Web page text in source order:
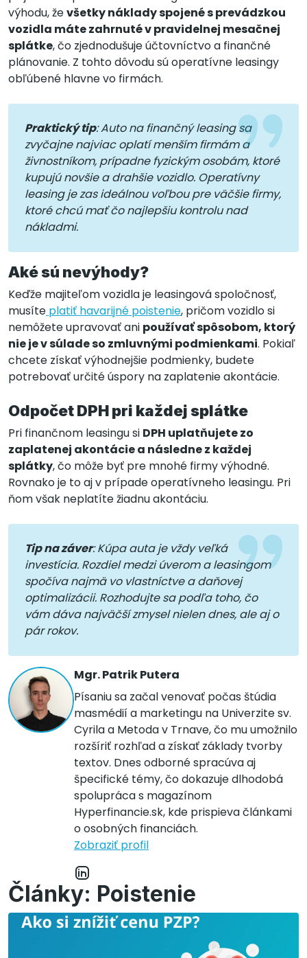
výhodu, ževšetky náklady spojené s prevádzkou
vozidla máte zahrnuté v pravidelnej mesačnej
splátke, čo zjednodušuje účtovníctvo a finančné
plánovanie. Z tohto dôvodu sú operatívne leasingy
obľúbené hlavne vo firmách.
Praktický tip: Auto na finančný leasing sa
zvyčajne najviac oplatí menším firmám a
živnostníkom, prípadne fyzickým osobám, ktoré
kupujú novšie a drahšie vozidlo. Operatívny
leasing je zas ideálnou voľbou pre väčšie firmy,
ktoré chcú mať čo najlepšiu kontrolu nad
nákladmi.
Aké sú nevýhody?
Keďže majiteľom vozidla je leasingová spoločnosť,
musíte platiť havarijné poistenie, pričom vozidlo si
nemôžete upravovať ani používať spôsobom, ktorý
nie je v súlade so zmluvnými podmienkami. Pokiaľ
chcete získať výhodnejšie podmienky, budete
potrebovať určité úspory na zaplatenie akontácie.
Odpočet DPH pri každej splátke
Pri finančnom leasingu si DPH uplatňujete zo
zaplatenej akontácie a následne z každej
splátky, čo môže byť pre mnohé firmy výhodné.
Rovnako je to aj v prípade operatívneho leasingu. Pri
ňom však neplatíte žiadnu akontáciu.
Tip na záver: Kúpa auta je vždy veľká
investícia. Rozdiel medzi úverom a leasingom
spočíva najmä vo vlastníctve a daňovej
optimalizácii. Rozhodujte sa podľa toho, čo
vám dáva najväčší zmysel nielen dnes, ale aj o
pár rokov.
Mgr. Patrik Putera
Písaniu sa začal venovať počas štúdia
masmédií a marketingu na Univerzite sv.
Cyrila a Metoda v Trnave, čo mu umožnilo
rozšíriť rozhľad a získať základy tvorby
textov. Dnes odborné spracúva aj
špecifické témy, čo dokazuje dlhodobá
spolupráca s magazínom
Hyperfinancie.sk, kde prispieva článkami
o osobných financiách.
Zobraziť profil
Články: Poistenie